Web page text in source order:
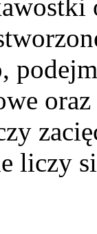
liczy